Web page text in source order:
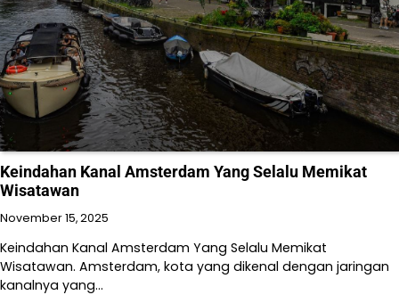
Keindahan Kanal Amsterdam Yang Selalu Memikat
Wisatawan
November 15, 2025
Keindahan Kanal Amsterdam Yang Selalu Memikat
Wisatawan. Amsterdam, kota yang dikenal dengan jaringan
kanalnya yang…